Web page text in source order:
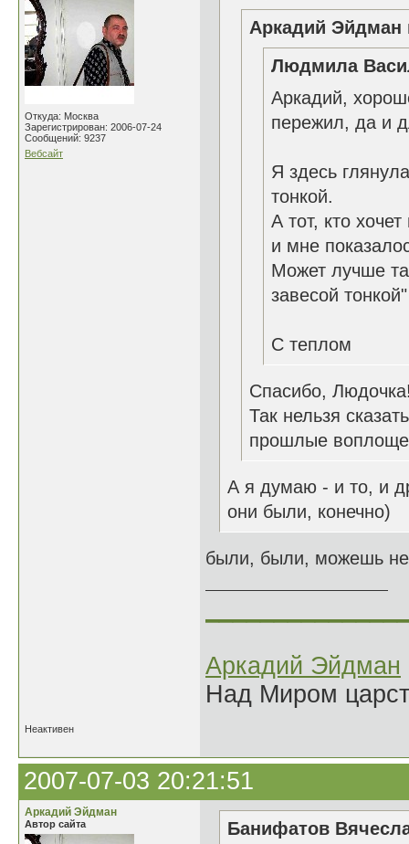
Откуда: Москва
Зарегистрирован: 2006-07-24
Сообщений: 9237
Вебсайт
Аркадий Эйдман
Людмила
Аркадий,
пережил, да и
Я здесь
тонкой.
А тот, кто
и мне
Может лучше
завесой тонкой"
С теплом
Спасибо,
Так нельзя
прошлые
А я думаю - и то, и
они были, конечно)
были, были, можешь не
Аркадий Эйдман
Над Миром
Неактивен
2007-07-03 20:21:51
Аркадий Эйдман
Автор сайта Банифатов